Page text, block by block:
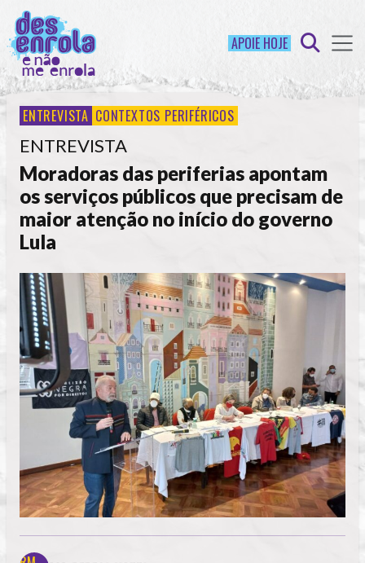
APOIE HOJE
ENTREVISTA CONTEXTOS PERIFÉRICOS
ENTREVISTA
Moradoras das periferias apontam
os serviços públicos que precisam de
maior atenção no início do governo
Lula